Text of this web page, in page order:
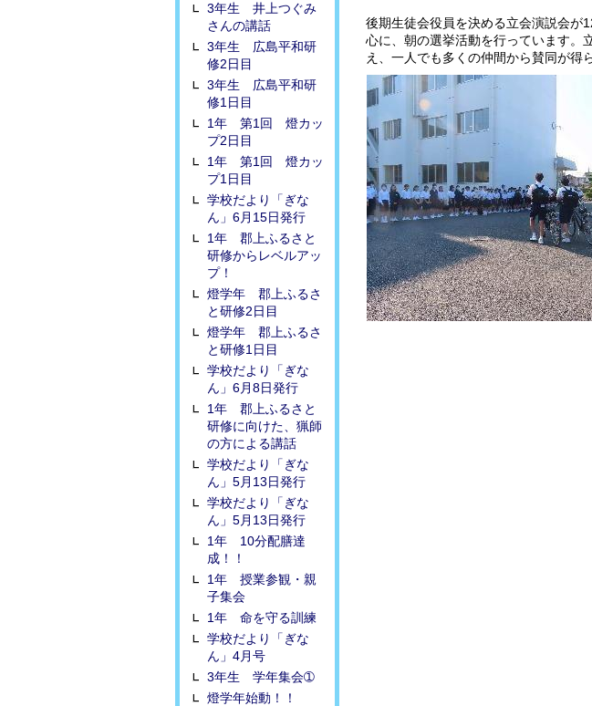
3年生 井上つぐみ
さんの講話
3年生 広島平和研
修2日目
3年生 広島平和研
修1日目
1年 第1回 燈カッ
プ2日目
1年 第1回 燈カッ
プ1日目
学校だより「ぎな
ん」6月15日発行
1年 郡上ふるさと
研修からレベルアッ
プ！
燈学年 郡上ふるさ
と研修2日目
燈学年 郡上ふるさ
と研修1日目
学校だより「ぎな
ん」6月8日発行
1年 郡上ふるさと
研修に向けた、猟師
の方による講話
学校だより「ぎな
ん」5月13日発行
学校だより「ぎな
ん」5月13日発行
1年 10分配膳達
成！！
1年 授業参観・親
子集会
1年 命を守る訓練
学校だより「ぎな
ん」4月号
3年生 学年集会➀
燈学年始動！！
後期生徒会役員を決める立会演説会が
心に、朝の選挙活動を行っています。
え、一人でも多くの仲間から賛同が得